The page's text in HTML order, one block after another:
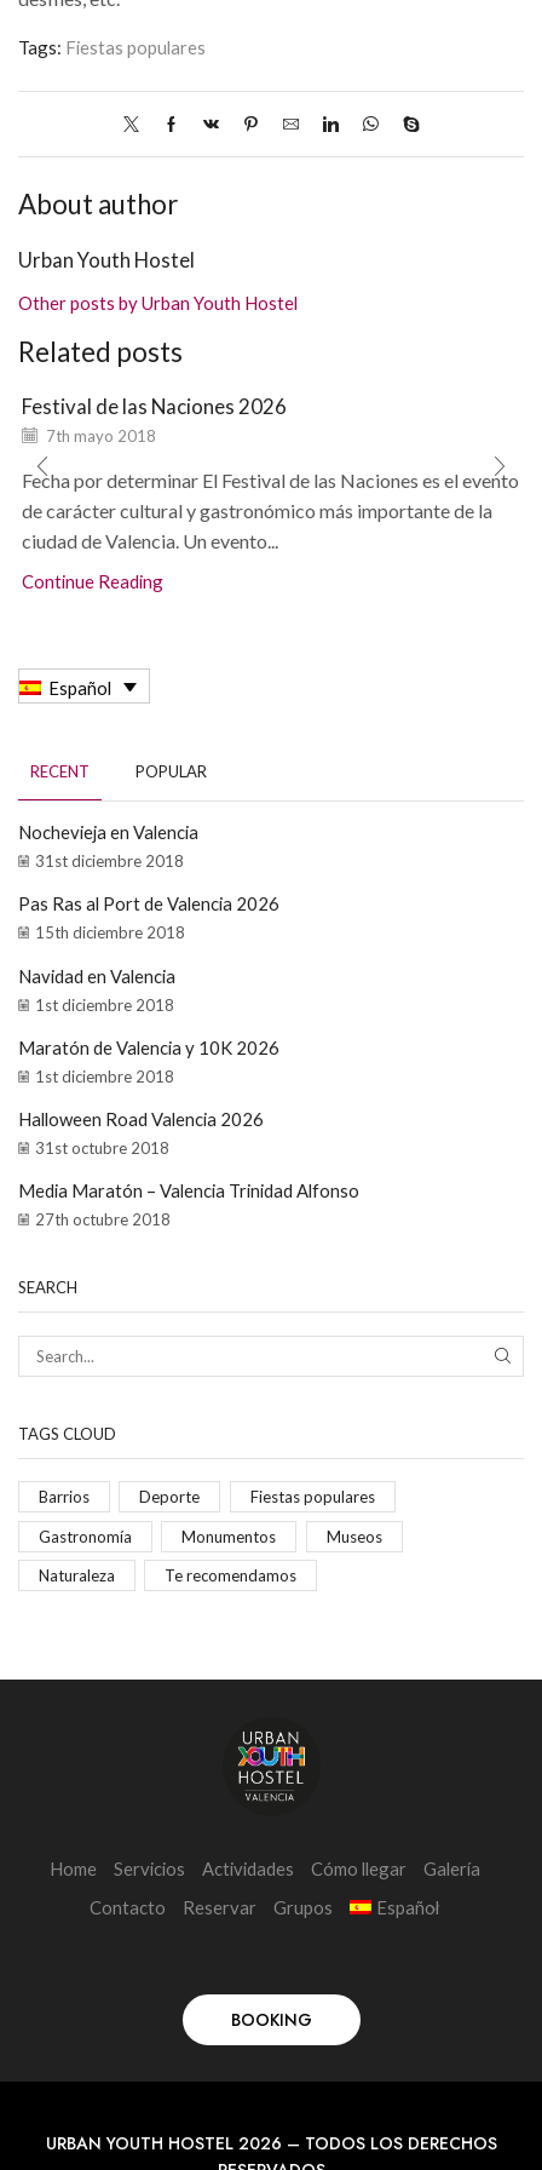
Tags: Fiestas populares
About author
Urban Youth Hostel
Other posts by Urban Youth Hostel
Related posts
Festival de las Naciones 2026
7th mayo 2018
Fecha por determinar El Festival de las Naciones es el evento
de carácter cultural y gastronómico más importante de la
ciudad de Valencia. Un evento...
Continue Reading
Español
RECENT POPULAR
Nochevieja en Valencia
31st diciembre 2018
Pas Ras al Port de Valencia 2026
15th diciembre 2018
Navidad en Valencia
1st diciembre 2018
Maratón de Valencia y 10K 2026
1st diciembre 2018
Halloween Road Valencia 2026
31st octubre 2018
Media Maratón – Valencia Trinidad Alfonso
27th octubre 2018
SEARCH
TAGS CLOUD
Barrios Deporte Fiestas populares
Gastronomía Monumentos Museos
Naturaleza Te recomendamos
Home Servicios Actividades Cómo llegar
Galería
Contacto
Reservar Grupos Español
BOOKING
URBAN YOUTH HOSTEL 2026 – TODOS LOS DERECHOS